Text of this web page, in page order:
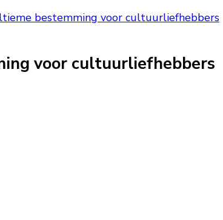
bestemming voor cultuurliefhebbers
voor cultuurliefhebbers